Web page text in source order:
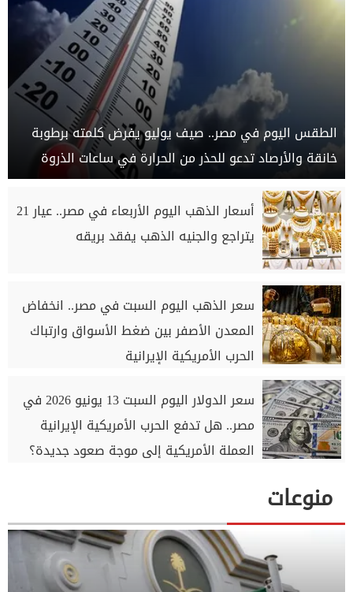
الطقس اليوم في مصر.. صيف يوليو يفرض كلمته برطوبة
خانقة والأرصاد تدعو للحذر من الحرارة في ساعات الذروة
أسعار الذهب اليوم الأربعاء في مصر.. عيار 21
يتراجع والجنيه الذهب يفقد بريقه
سعر الذهب اليوم السبت في مصر.. انخفاض
المعدن الأصفر بين ضغط الأسواق وارتباك
الحرب الأمريكية الإيرانية
سعر الدولار اليوم السبت 13 يونيو 2026 في
مصر.. هل تدفع الحرب الأمريكية الإيرانية
العملة الأمريكية إلى موجة صعود جديدة؟
منوعات